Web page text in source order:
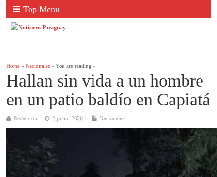
Top Menu
Home »Nacionales » You are reading »
Hallan sin vida a un hombre
en un patio baldío en Capiatá
Redacción 2 junio, 2026 Nacionales